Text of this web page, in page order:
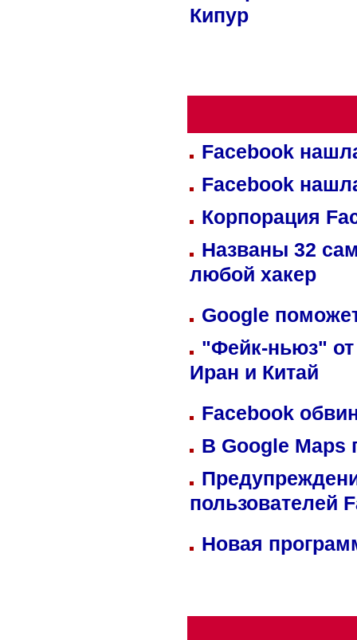
Кипур
Facebook
Facebook
Корпорация
Названы 32
любой хакер
Google
"Фейк-ньюз" от
Иран и Китай
Facebook
В Google Maps
пользователей
Новая